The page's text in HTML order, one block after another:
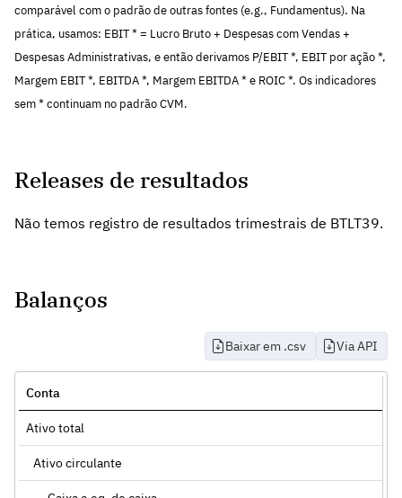
comparável com o padrão de outras fontes (e.g., Fundamentus). Na
prática, usamos: EBIT * = Lucro Bruto + Despesas com Vendas +
Despesas Administrativas, e então derivamos P/EBIT *, EBIT por ação *,
Margem EBIT *, EBITDA *, Margem EBITDA * e ROIC *. Os indicadores
sem * continuam no padrão CVM.
Releases de resultados
Não temos registro de resultados trimestrais de BTLT39.
Balanços
Baixar em .csv Via API
Conta
Ativo total
Ativo circulante